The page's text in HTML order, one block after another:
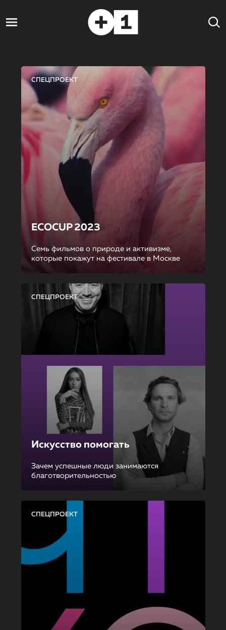
СПЕЦПРОЕКТ
ECOCUP 2023
Семь фильмов о природе и активизме,
которые покажут на фестивале в Москве
СПЕЦПРОЕКТ
Искусство помогать
Зачем успешные люди занимаются
благотворительностью
СПЕЦПРОЕКТ